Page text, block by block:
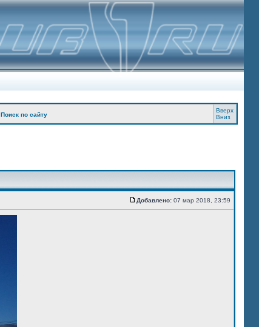
Поиск по сайту
Вверх
Вниз
Добавлено: 07 мар 2018, 23:59